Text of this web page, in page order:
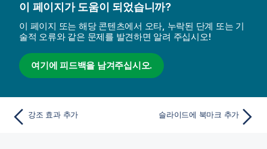
이 페이지가 도움이 되었습니까?
이 페이지 또는 해당 콘텐츠에서 오타, 누락된 단계 또는 기
술적 오류와 같은 문제를 발견하면 알려 주십시오!
여기에 피드백을 남겨주십시오.
강조 효과 추가 슬라이드에 북마크 추가